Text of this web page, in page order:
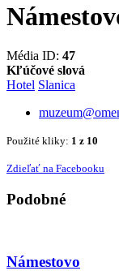
Média ID: 47
Kľúčové slová
Hotel Slanica
Použité kliky: 1 z 10
Zdieľať na Facebooku
Podobné
Námestovo